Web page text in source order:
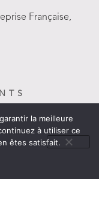
Française,
la meilleure
à utiliser ce
êtes satisfait.